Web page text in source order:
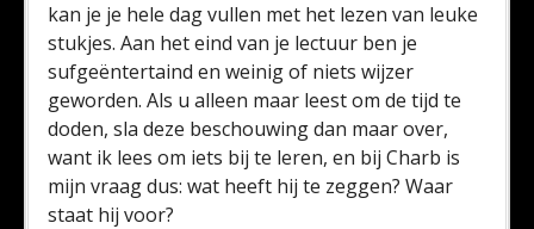
kan je je hele dag vullen met het lezen van leuke
stukjes. Aan het eind van je lectuur ben je
sufgeëntertaind en weinig of niets wijzer
geworden. Als u alleen maar leest om de tijd te
doden, sla deze beschouwing dan maar over,
want ik lees om iets bij te leren, en bij Charb is
mijn vraag dus: wat heeft hij te zeggen? Waar
staat hij voor?